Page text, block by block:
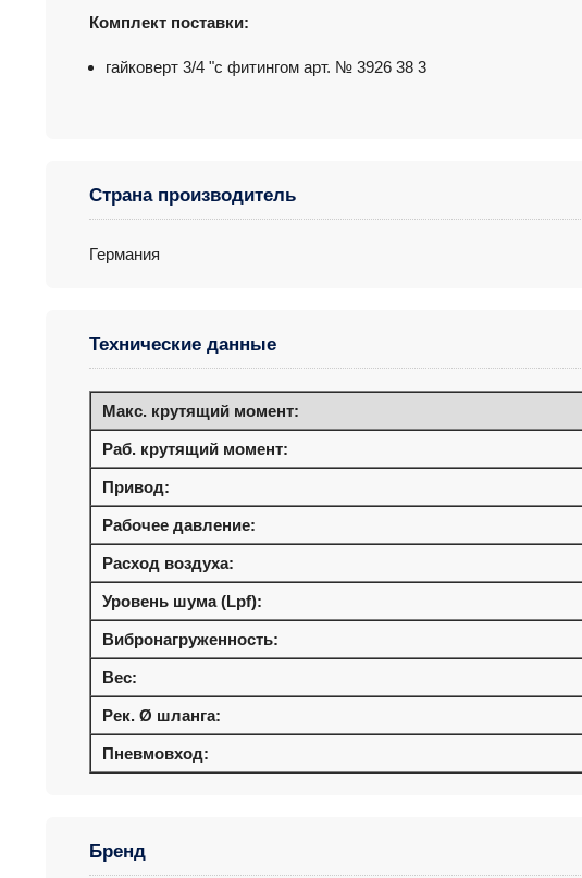
Комплект поставки:
гайковерт 3/4 "с фитингом арт. № 3926 38 3
Страна производитель
Германия
Технические данные
Макс. крутящий момент:
Раб. крутящий момент:
Привод:
Рабочее давление:
Расход воздуха:
Уровень шума (Lpf):
Вибронагруженность:
Вес:
Рек. Ø шланга:
Пневмовход:
Бренд